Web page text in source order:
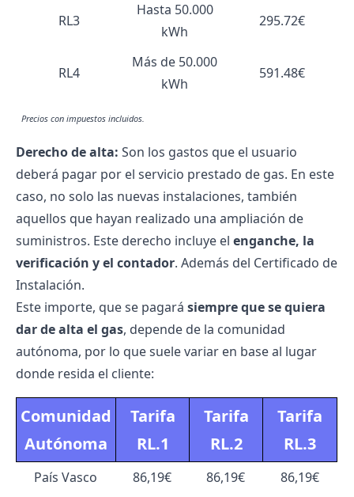
RL3
Hasta 50.000
kWh
295.72€
RL4
Más de 50.000
kWh
591.48€
Precios con impuestos incluidos.
Derecho de alta: Son los gastos que el usuario
deberá pagar por el servicio prestado de gas. En este
caso, no solo las nuevas instalaciones, también
aquellos que hayan realizado una ampliación de
suministros. Este derecho incluye el enganche, la
verificación y el contador. Además del Certificado de
Instalación.
Este importe, que se pagará siempre que se quiera
dar de alta el gas, depende de la comunidad
autónoma, por lo que suele variar en base al lugar
donde resida el cliente:
Comunidad
Autónoma
Tarifa
RL.1
Tarifa
RL.2
Tarifa
RL.3
País Vasco 86,19€ 86,19€ 86,19€